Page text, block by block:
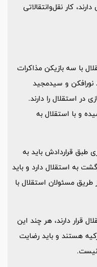
کار نقل‌وانتقالاتی
با سه بازیکن مذاکرات
و سیدمجید
استقلال را دارند.
و با استقلال به
طبق قراردادش باید به
به استقلال دارد و باید
مسئولان استقلال با
قرار دارند، هر چند این
هستند و باید رضایت
نیست.